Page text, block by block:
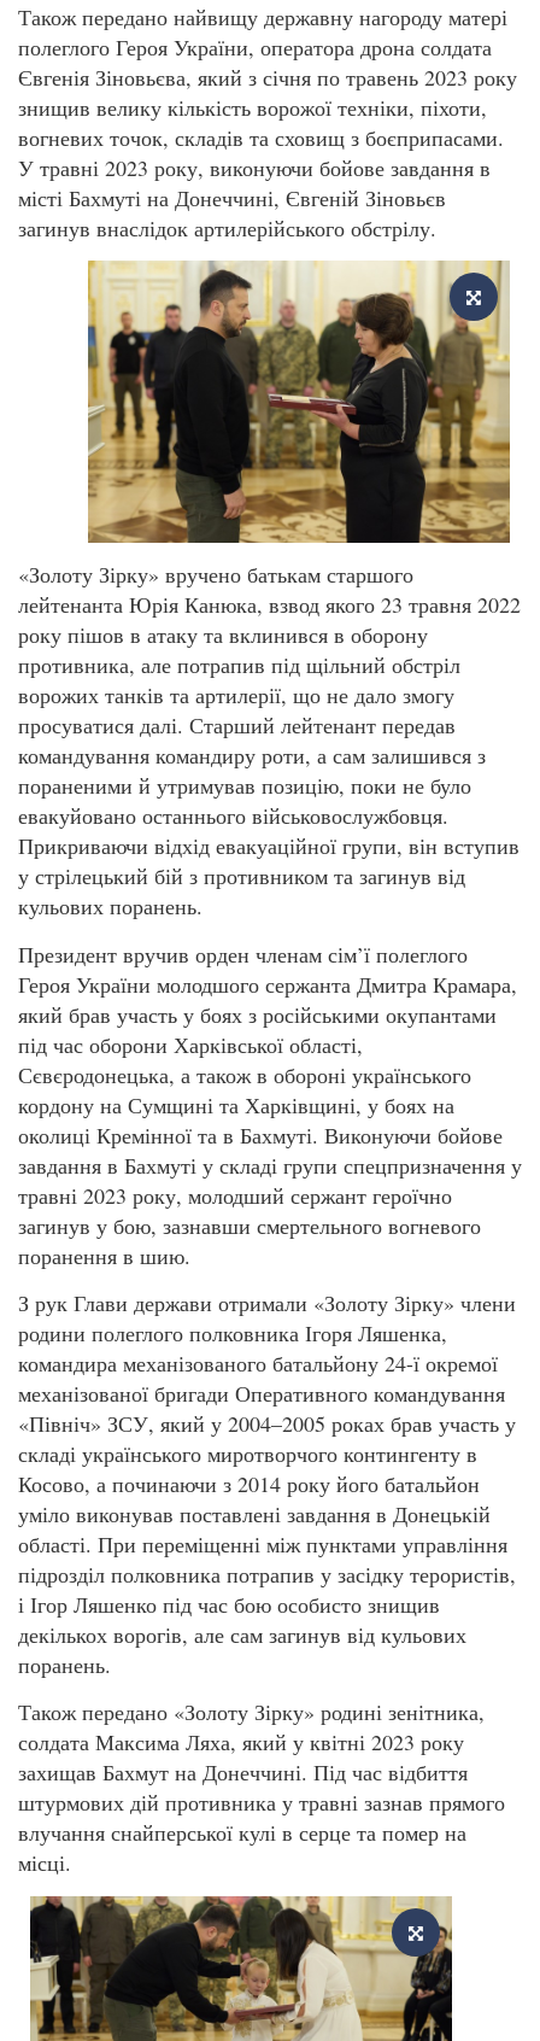
Також передано найвищу державну нагороду матері
полеглого Героя України, оператора дрона солдата
Євгенія Зіновьєва, який з січня по травень 2023 року
знищив велику кількість ворожої техніки, піхоти,
вогневих точок, складів та сховищ з боєприпасами.
У травні 2023 року, виконуючи бойове завдання в
місті Бахмуті на Донеччині, Євгеній Зіновьєв
загинув внаслідок артилерійського обстрілу.
«Золоту Зірку» вручено батькам старшого
лейтенанта Юрія Канюка, взвод якого 23 травня 2022
року пішов в атаку та вклинився в оборону
противника, але потрапив під щільний обстріл
ворожих танків та артилерії, що не дало змогу
просуватися далі. Старший лейтенант передав
командування командиру роти, а сам залишився з
пораненими й утримував позицію, поки не було
евакуйовано останнього військовослужбовця.
Прикриваючи відхід евакуаційної групи, він вступив
у стрілецький бій з противником та загинув від
кульових поранень.
Президент вручив орден членам сім’ї полеглого
Героя України молодшого сержанта Дмитра Крамара,
який брав участь у боях з російськими окупантами
під час оборони Харківської області,
Сєвєродонецька, а також в обороні українського
кордону на Сумщині та Харківщині, у боях на
околиці Кремінної та в Бахмуті. Виконуючи бойове
завдання в Бахмуті у складі групи спецпризначення у
травні 2023 року, молодший сержант героїчно
загинув у бою, зазнавши смертельного вогневого
поранення в шию.
З рук Глави держави отримали «Золоту Зірку» члени
родини полеглого полковника Ігоря Ляшенка,
командира механізованого батальйону 24-ї окремої
механізованої бригади Оперативного командування
«Північ» ЗСУ, який у 2004–2005 роках брав участь у
складі українського миротворчого контингенту в
Косово, а починаючи з 2014 року його батальйон
уміло виконував поставлені завдання в Донецькій
області. При переміщенні між пунктами управління
підрозділ полковника потрапив у засідку терористів,
і Ігор Ляшенко під час бою особисто знищив
декількох ворогів, але сам загинув від кульових
поранень.
Також передано «Золоту Зірку» родині зенітника,
солдата Максима Ляха, який у квітні 2023 року
захищав Бахмут на Донеччині. Під час відбиття
штурмових дій противника у травні зазнав прямого
влучання снайперської кулі в серце та помер на
місці.